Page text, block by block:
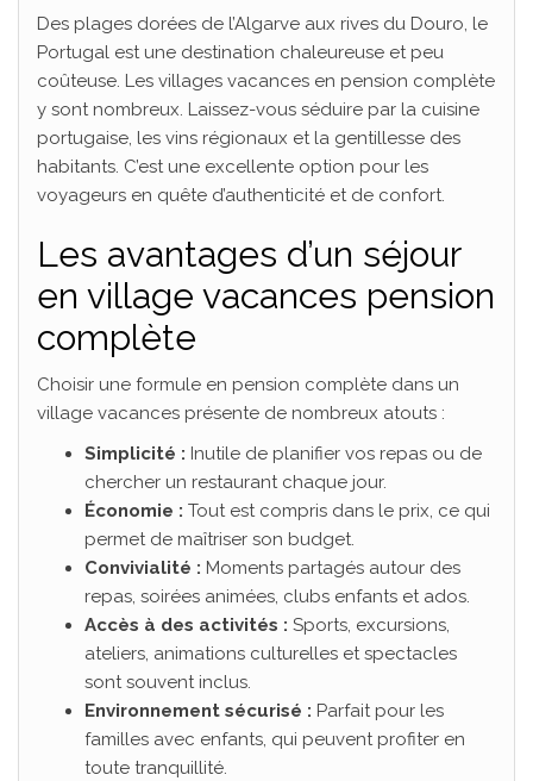
Des plages dorées de l’Algarve aux rives du Douro, le
Portugal est une destination chaleureuse et peu
coûteuse. Les villages vacances en pension complète
y sont nombreux. Laissez-vous séduire par la cuisine
portugaise, les vins régionaux et la gentillesse des
habitants. C’est une excellente option pour les
voyageurs en quête d’authenticité et de confort.
Les avantages d’un séjour
en village vacances pension
complète
Choisir une formule en pension complète dans un
village vacances présente de nombreux atouts :
Simplicité : Inutile de planifier vos repas ou de
chercher un restaurant chaque jour.
Économie : Tout est compris dans le prix, ce qui
permet de maîtriser son budget.
Convivialité : Moments partagés autour des
repas, soirées animées, clubs enfants et ados.
Accès à des activités : Sports, excursions,
ateliers, animations culturelles et spectacles
sont souvent inclus.
Environnement sécurisé : Parfait pour les
familles avec enfants, qui peuvent profiter en
toute tranquillité.